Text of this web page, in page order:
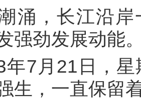
涌，长江沿
强劲发展动能
年7月21日，
生，一直保留